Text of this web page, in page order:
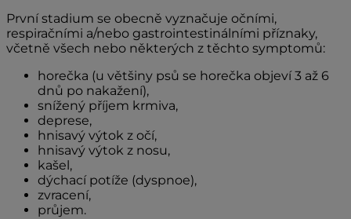
První stadium se obecně vyznačuje očními,
respiračními a/nebo gastrointestinálními příznaky,
včetně všech nebo některých z těchto symptomů:
horečka (u většiny psů se horečka objeví 3 až 6
dnů po nakažení),
snížený příjem krmiva,
deprese,
hnisavý výtok z očí,
hnisavý výtok z nosu,
kašel,
dýchací potíže (dyspnoe),
zvracení,
průjem.